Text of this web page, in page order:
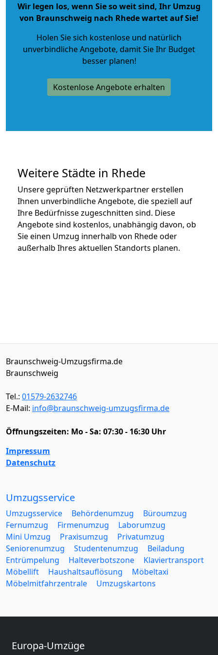
Wir legen los, wenn Sie so weit sind, Ihr Umzug
von Braunschweig nach Rhede wartet auf Sie!
Holen Sie sich kostenlose und natürlich
unverbindliche Angebote, damit Sie Ihr Budget
besser planen!
Kostenlose Angebote erhalten
Weitere Städte in Rhede
Unsere geprüften Netzwerkpartner erstellen
Ihnen unverbindliche Angebote, die speziell auf
Ihre Bedürfnisse zugeschnitten sind. Diese
Angebote sind kostenlos, unabhängig davon, ob
Sie einen Umzug innerhalb von Rhede oder
außerhalb Ihres aktuellen Standorts planen.
Braunschweig-Umzugsfirma.de
Braunschweig
Tel.: 01579-2632746
E-Mail: info@braunschweig-umzugsfirma.de
Öffnungszeiten: Mo - Sa: 07:30 - 16:30 Uhr
Impressum
Datenschutz
Umzugsservice
Umzugsservice Behördenumzug
Büroumzug
Fernumzug
Firmenumzug
Laborumzug
Mini Umzug
Praxisumzug
Privatumzug
Seniorenumzug
Studentenumzug
Beiladung
Entrümpelung
Halteverbotszone
Klaviertransport
Möbellift
Haushaltsauflösung
Möbeltaxi
Möbelmitfahrzentrale
Umzugskartons
Europa-Umzüge